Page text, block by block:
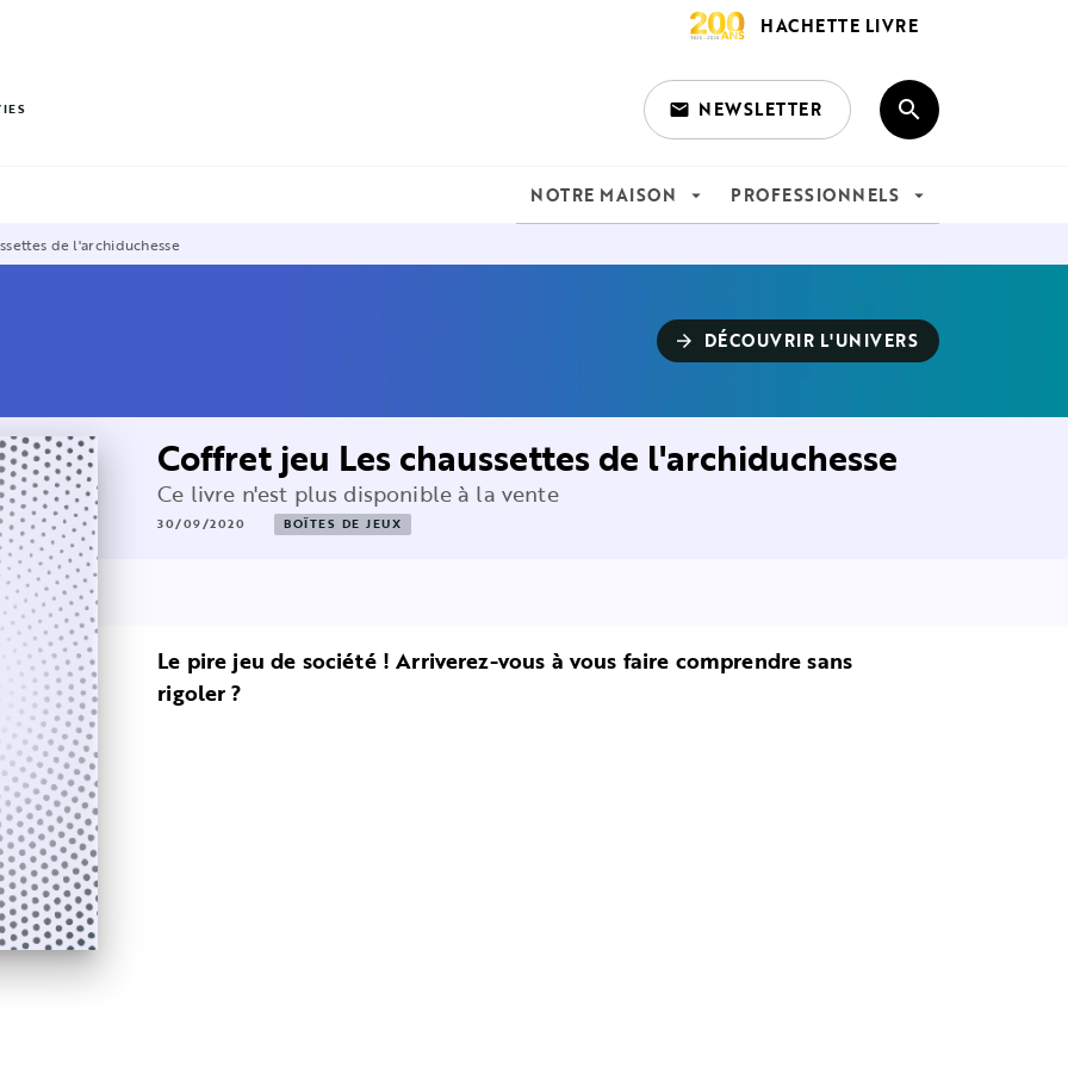
HACHETTE LIVRE
email NEWSLETTER search
NOTRE MAISON arrow_drop_down PROFESSIONNELS arrow_drop_down
de l'archiduchesse
arrow_forward DÉCOUVRIR L'UNIVERS
Coffret jeu Les chaussettes de l'archiduchesse
Ce livre n'est plus disponible à la vente
30/09/2020 BOÎTES DE JEUX
Le pire jeu de société ! Arriverez-vous à vous faire comprendre sans
rigoler ?